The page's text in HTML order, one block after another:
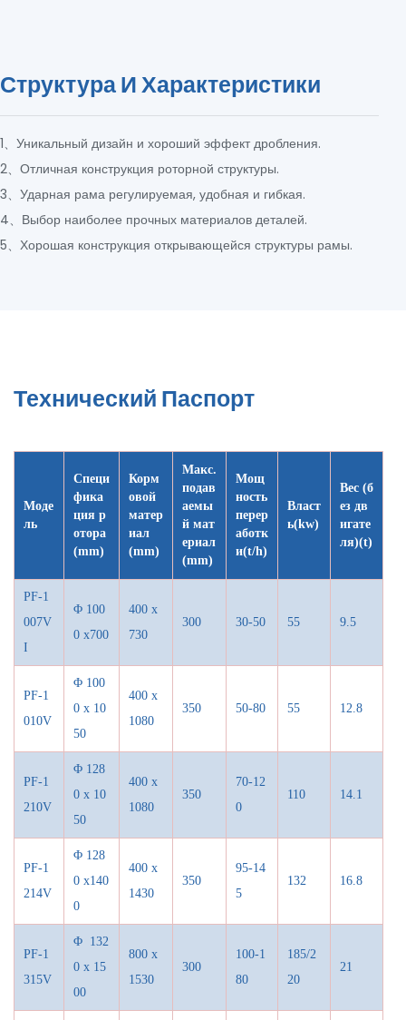
Структура И Характеристики
1、Уникальный дизайн и хороший эффект дробления.
2、Отличная конструкция роторной структуры.
3、Ударная рама регулируемая, удобная и гибкая.
4、Выбор наиболее прочных материалов деталей.
5、Хорошая конструкция открывающейся структуры рамы.
Технический Паспорт
Моде
ль
Специ
фика
ция р
отора
(mm)
Корм
овой
матер
иал
(mm)
Макс.
подав
аемы
й мат
ериал
(mm)
Мощ
ность
перер
аботк
и(t/h)
Власт
ь(kw)
Вес (б
ез дв
игате
ля)(t)
PF-1
007V
I
Φ 100
0 x700
400 x
730
300 30-50 55 9.5
PF-1
010V
Φ 100
0 x 10
50
400 x
1080
350 50-80 55 12.8
PF-1
210V
Φ 128
0 x 10
50
400 x
1080
350
70-12
0
110 14.1
PF-1
214V
Φ 128
0 x140
0
400 x
1430
350
95-14
5
132 16.8
PF-1
315V
Φ 132
0 x 15
00
800 x
1530
300
100-1
80
185/2
20
21